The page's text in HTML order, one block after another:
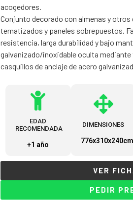
acogedores.
Conjunto decorado con almenas y
tematizados y paneles sobrepuestos.
resistencia, larga durabilidad y bajo
galvanizado/inoxidable oculta
casquillos de anclaje de acero
EDAD
RECOMENDADA
+1 año
DIMENSIONES
VER
PEDIR